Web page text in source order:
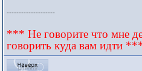
--------------------
*** Не говорите что мне
говорить куда вам идти